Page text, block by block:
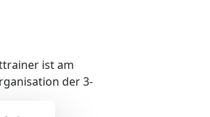
ist am
der 3-